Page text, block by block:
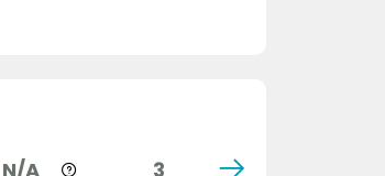
N/A 3